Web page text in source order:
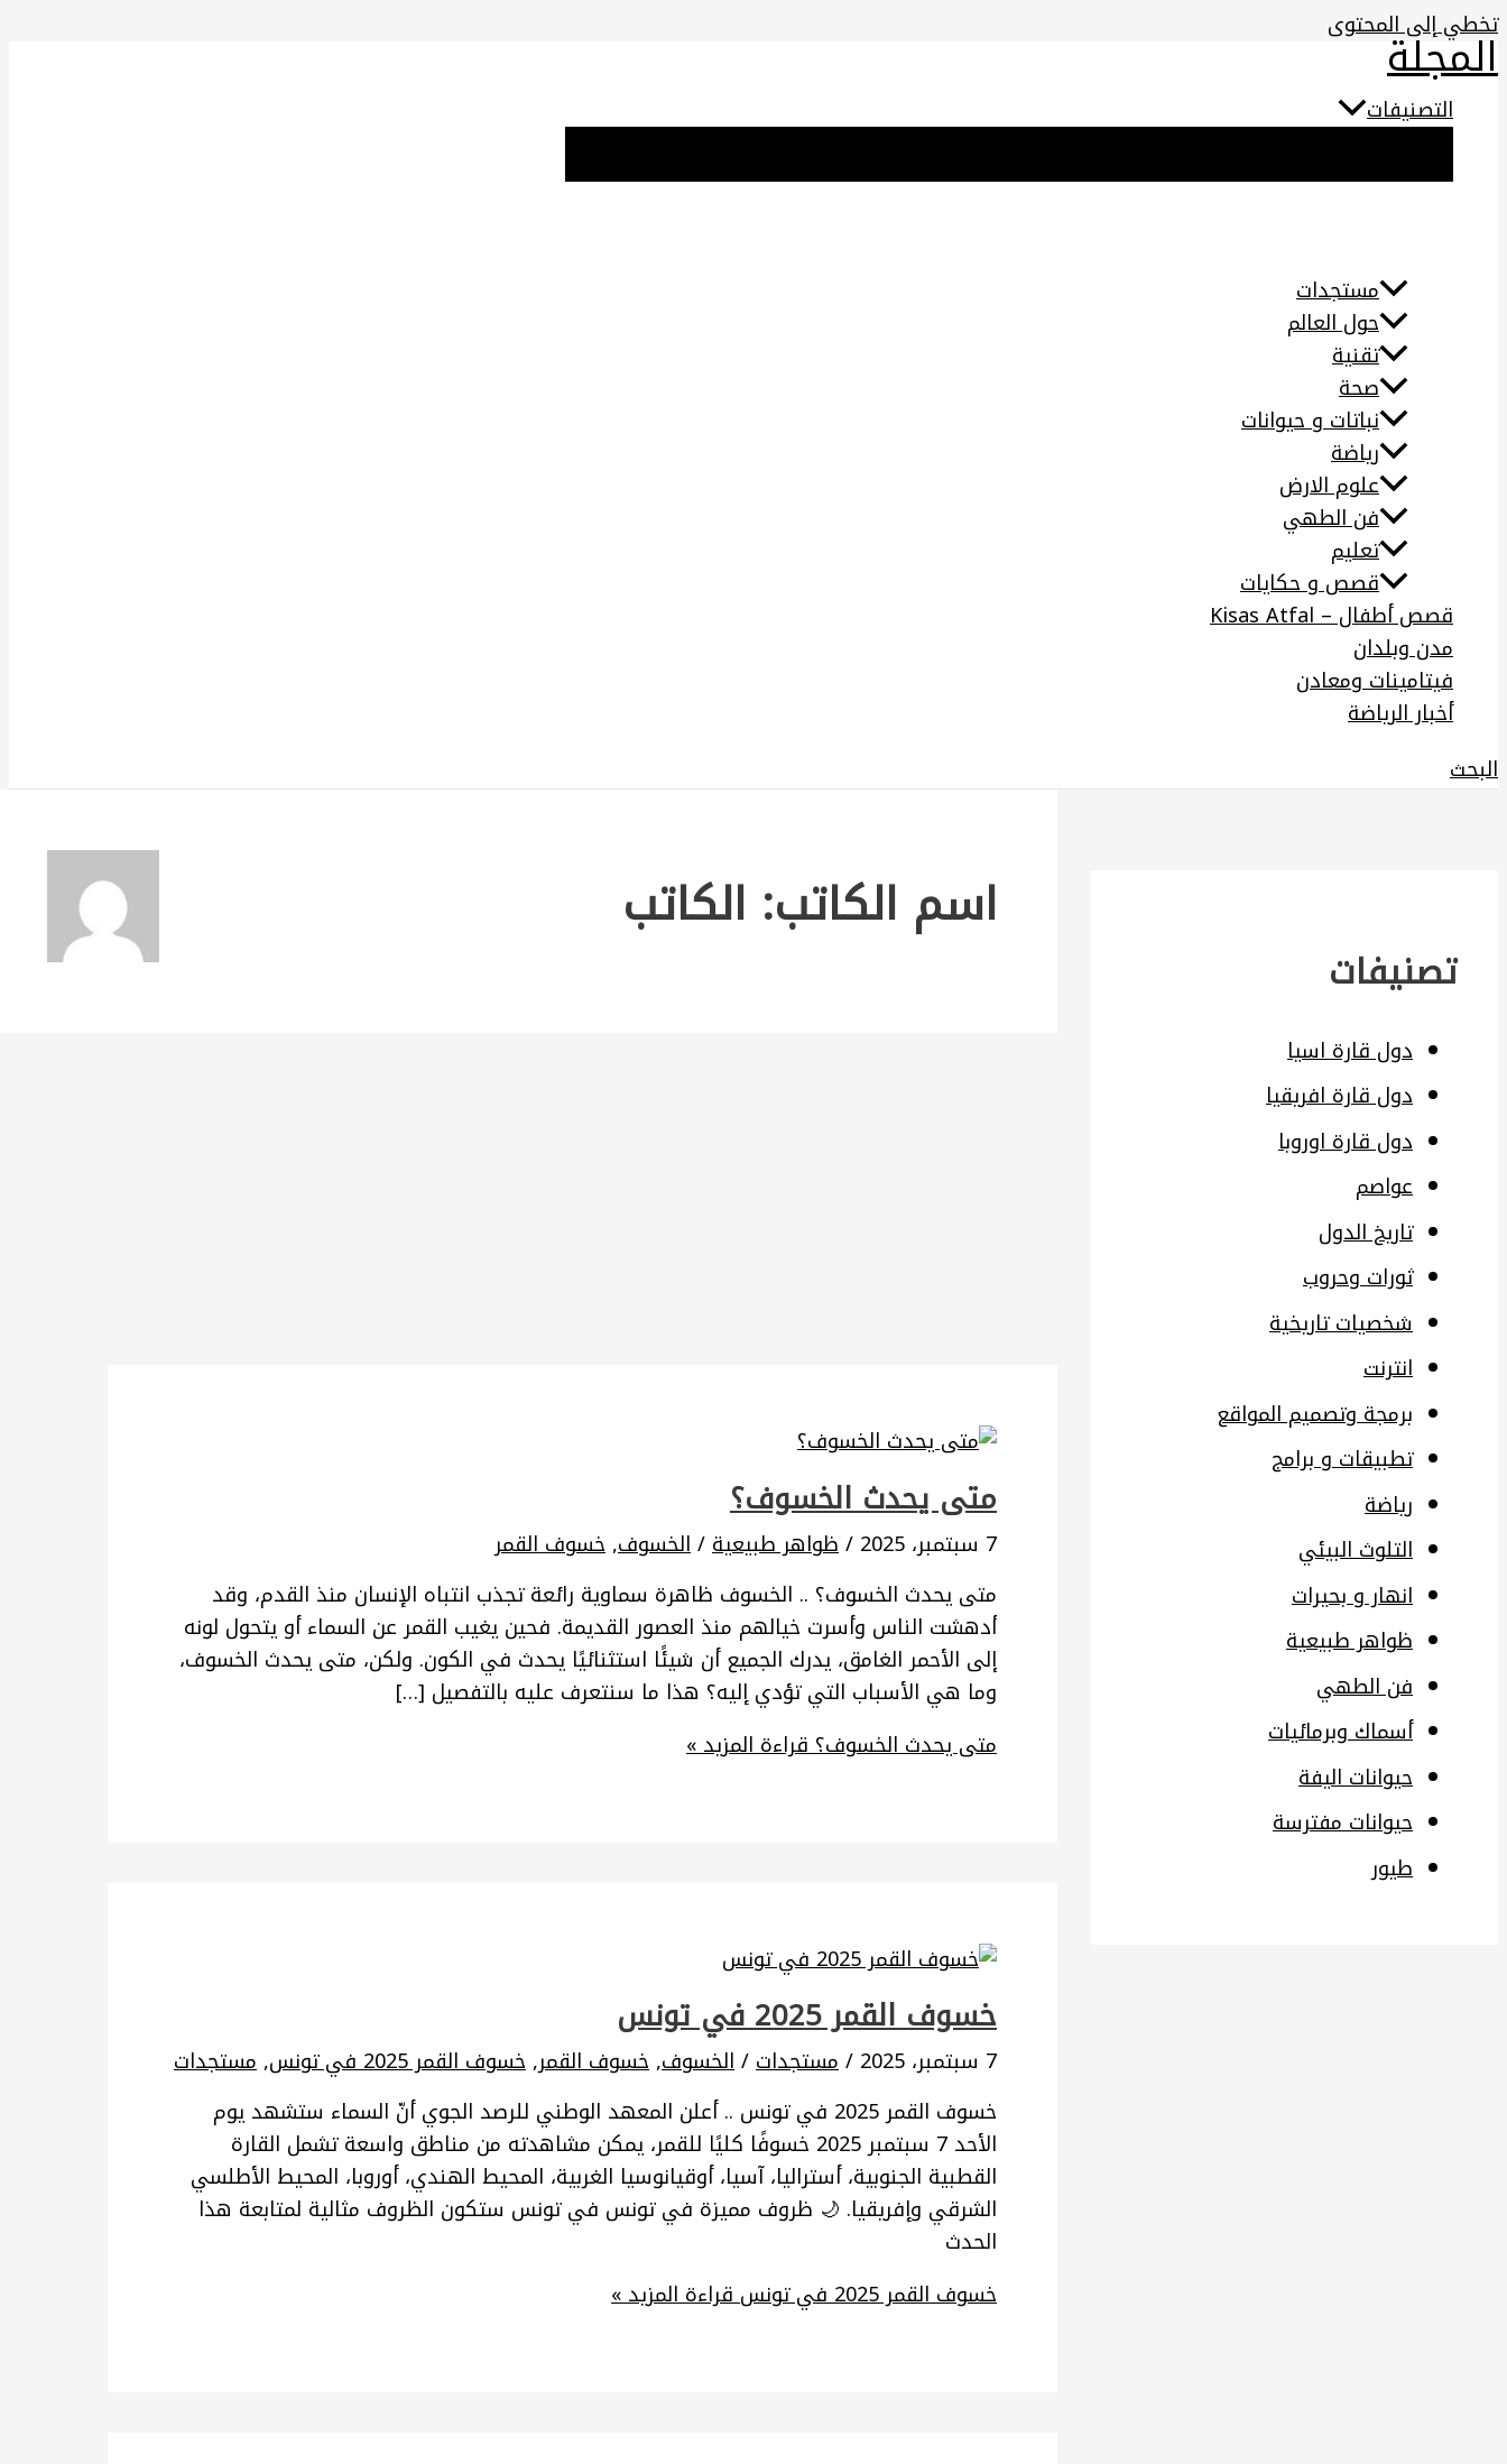
تخطي إلى المحتوى
المجلة
التصنيفات
مستجدات
حول العالم
تقنية
صحة
نباتات و حيوانات
رياضة
علوم الارض
فن الطهي
تعليم
قصص و حكايات
قصص أطفال – Kisas Atfal
مدن وبلدان
فيتامينات ومعادن
أخبار الرياضة
البحث
تصنيفات
دول قارة اسيا
دول قارة افريقيا
دول قارة اوروبا
عواصم
تاريخ الدول
ثورات وحروب
شخصيات تاريخية
انترنت
برمجة وتصميم المواقع
تطبيقات و برامج
رياضة
التلوث البيئي
انهار و بحيرات
ظواهر طبيعية
فن الطهي
أسماك وبرمائيات
حيوانات اليفة
حيوانات مفترسة
طيور
اسم الكاتب: الكاتب
متى يحدث الخسوف؟
7 سبتمبر، 2025 /ظواهر طبيعية/الخسوف,خسوف القمر
متى يحدث الخسوف؟ .. الخسوف ظاهرة سماوية رائعة تجذب انتباه الإنسان منذ القدم، وقد
أدهشت الناس وأسرت خيالهم منذ العصور القديمة. فحين يغيب القمر عن السماء أو يتحول لونه
إلى الأحمر الغامق، يدرك الجميع أن شيئًا استثنائيًا يحدث في الكون. ولكن، متى يحدث الخسوف،
وما هي الأسباب التي تؤدي إليه؟ هذا ما سنتعرف عليه بالتفصيل […]
متى يحدث الخسوف؟قراءة المزيد »
خسوف القمر 2025 في تونس
7 سبتمبر، 2025 /مستجدات/الخسوف,خسوف القمر,خسوف القمر 2025 في تونس ,مستجدات
خسوف القمر 2025 في تونس .. أعلن المعهد الوطني للرصد الجوي أنّ السماء ستشهد يوم
الأحد 7 سبتمبر 2025 خسوفًا كليًا للقمر، يمكن مشاهدته من مناطق واسعة تشمل القارة
القطبية الجنوبية، أستراليا، آسيا، أوقيانوسيا الغربية، المحيط الهندي، أوروبا، المحيط الأطلسي
الشرقي وإفريقيا. 🌙 ظروف مميزة في تونس في تونس ستكون الظروف مثالية لمتابعة هذا
الحدث
خسوف القمر 2025 في تونس
قراءة المزيد »